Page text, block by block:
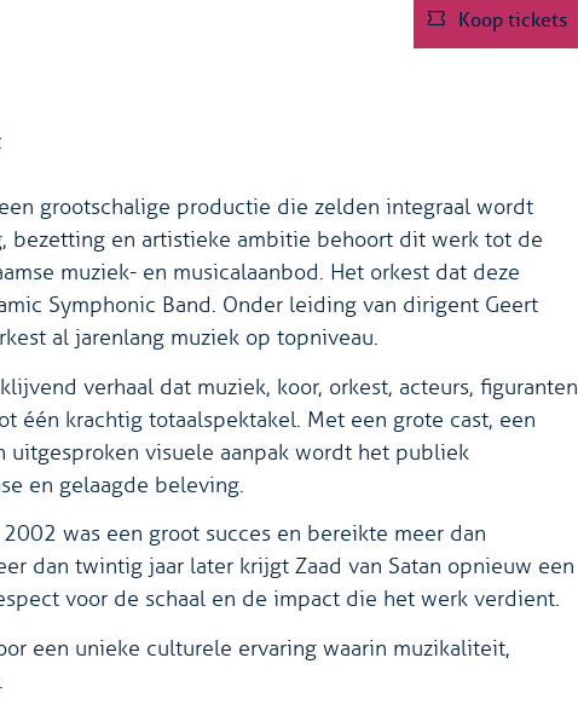
Koop tickets
grootschalige productie die zelden integraal wordt
bezetting en artistieke ambitie behoort dit werk tot de
muziek- en musicalaanbod. Het orkest dat deze
Symphonic Band. Onder leiding van dirigent Geert
al jarenlang muziek op topniveau.
verhaal dat muziek, koor, orkest, acteurs, figuranten
één krachtig totaalspektakel. Met een grote cast, een
uitgesproken visuele aanpak wordt het publiek
en gelaagde beleving.
was een groot succes en bereikte meer dan
dan twintig jaar later krijgt Zaad van Satan opnieuw een
voor de schaal en de impact die het werk verdient.
een unieke culturele ervaring waarin muzikaliteit,